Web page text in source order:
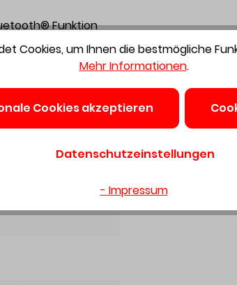
Funktion
AS/CT mit Winkeldrehausgleich
TCL 6 DUO
Der direkte, praktische und
Cookies, um Ihnen die bestmögliche
Mehr Informationen.
Cookies akzeptieren
Datenschutzeinstellungen
- Impressum